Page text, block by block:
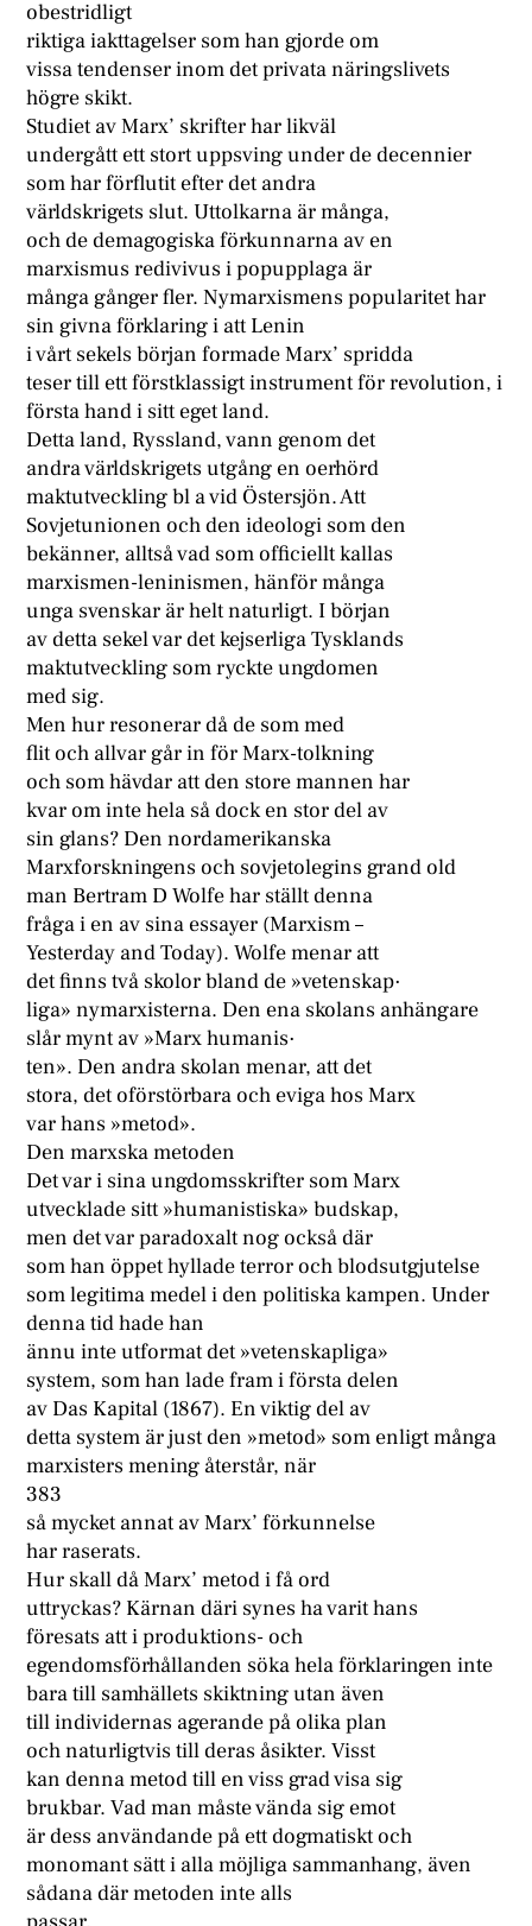
obestridligt
riktiga iakttagelser som han gjorde om
vissa tendenser inom det privata näringslivets
högre skikt.
Studiet av Marx’ skrifter har likväl
undergått ett stort uppsving under de decennier
som har förflutit efter det andra
världskrigets slut. Uttolkarna är många,
och de demagogiska förkunnarna av en
marxismus redivivus i popupplaga är
många gånger fler. Nymarxismens popularitet har
sin givna förklaring i att Lenin
i vårt sekels början formade Marx’ spridda
teser till ett förstklassigt instrument för revolution, i
första hand i sitt eget land.
Detta land, Ryssland, vann genom det
andra världskrigets utgång en oerhörd
maktutveckling bl a vid Östersjön. Att
Sovjetunionen och den ideologi som den
bekänner, alltså vad som officiellt kallas
marxismen-leninismen, hänför många
unga svenskar är helt naturligt. I början
av detta sekel var det kejserliga Tysklands
maktutveckling som ryckte ungdomen
med sig.
Men hur resonerar då de som med
flit och allvar går in för Marx-tolkning
och som hävdar att den store mannen har
kvar om inte hela så dock en stor del av
sin glans? Den nordamerikanska
Marxforskningens och sovjetolegins grand old
man Bertram D Wolfe har ställt denna
fråga i en av sina essayer (Marxism –
Yesterday and Today). Wolfe menar att
det finns två skolor bland de »vetenskap·
liga» nymarxisterna. Den ena skolans anhängare
slår mynt av »Marx humanis·
ten». Den andra skolan menar, att det
stora, det oförstörbara och eviga hos Marx
var hans »metod».
Den marxska metoden
Det var i sina ungdomsskrifter som Marx
utvecklade sitt »humanistiska» budskap,
men det var paradoxalt nog också där
som han öppet hyllade terror och blodsutgjutelse
som legitima medel i den politiska kampen. Under
denna tid hade han
ännu inte utformat det »vetenskapliga»
system, som han lade fram i första delen
av Das Kapital (1867). En viktig del av
detta system är just den »metod» som enligt många
marxisters mening återstår, när
383
så mycket annat av Marx’ förkunnelse
har raserats.
Hur skall då Marx’ metod i få ord
uttryckas? Kärnan däri synes ha varit hans
föresats att i produktions- och
egendomsförhållanden söka hela förklaringen inte
bara till samhällets skiktning utan även
till individernas agerande på olika plan
och naturligtvis till deras åsikter. Visst
kan denna metod till en viss grad visa sig
brukbar. Vad man måste vända sig emot
är dess användande på ett dogmatiskt och
monomant sätt i alla möjliga sammanhang, även
sådana där metoden inte alls